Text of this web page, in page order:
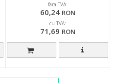
fara TVA:
60,24 RON
cu TVA:
71,69 RON